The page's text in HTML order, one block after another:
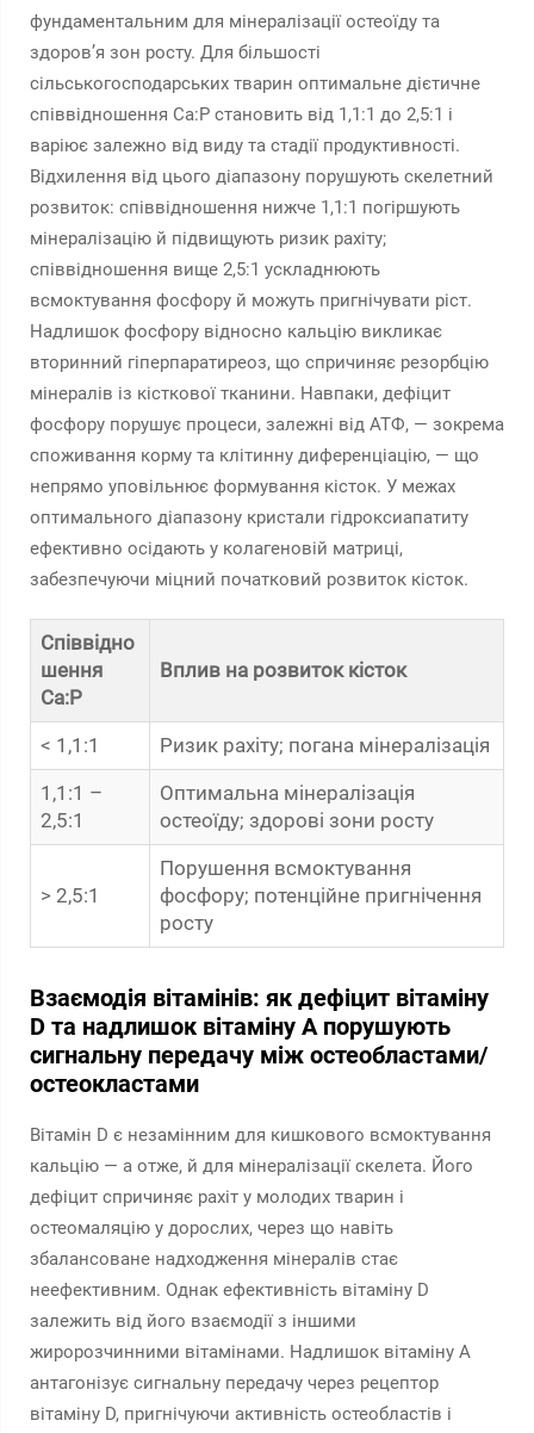
фундаментальним для мінералізації остеоїду та
здоров’я зон росту. Для більшості
сільськогосподарських тварин оптимальне дієтичне
співвідношення Ca:P становить від 1,1:1 до 2,5:1 і
варіює залежно від виду та стадії продуктивності.
Відхилення від цього діапазону порушують скелетний
розвиток: співвідношення нижче 1,1:1 погіршують
мінералізацію й підвищують ризик рахіту;
співвідношення вище 2,5:1 ускладнюють
всмоктування фосфору й можуть пригнічувати ріст.
Надлишок фосфору відносно кальцію викликає
вторинний гіперпаратиреоз, що спричиняє резорбцію
мінералів із кісткової тканини. Навпаки, дефіцит
фосфору порушує процеси, залежні від АТФ, — зокрема
споживання корму та клітинну диференціацію, — що
непрямо уповільнює формування кісток. У межах
оптимального діапазону кристали гідроксиапатиту
ефективно осідають у колагеновій матриці,
забезпечуючи міцний початковий розвиток кісток.
Співвідно
шення
Ca:P
Вплив на розвиток кісток
< 1,1:1
Ризик рахіту; погана мінералізація
1,1:1 –
2,5:1
Оптимальна мінералізація
остеоїду; здорові зони росту
> 2,5:1
Порушення всмоктування
фосфору; потенційне пригнічення
росту
Взаємодія вітамінів: як дефіцит вітаміну
D та надлишок вітаміну A порушують
сигнальну передачу між остеобластами/
остеокластами
Вітамін D є незамінним для кишкового всмоктування
кальцію — а отже, й для мінералізації скелета. Його
дефіцит спричиняє рахіт у молодих тварин і
остеомаляцію у дорослих, через що навіть
збалансоване надходження мінералів стає
неефективним. Однак ефективність вітаміну D
залежить від його взаємодії з іншими
жиророзчинними вітамінами. Надлишок вітаміну A
антагонізує сигнальну передачу через рецептор
вітаміну D, пригнічуючи активність остеобластів і